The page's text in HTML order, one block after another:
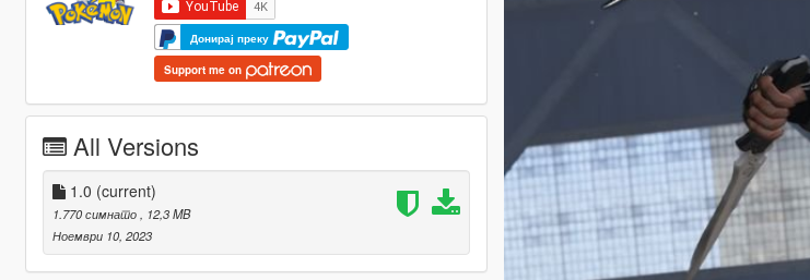
Донирај преку
Support me on
All Versions
1.0 (current)
1.770 симнато
, 12,3 MB
Ноември 10, 2023